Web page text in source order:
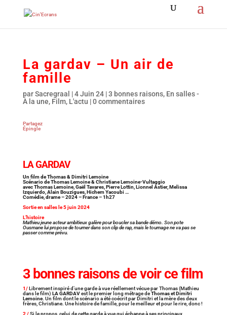
La gardav – Un air de
famille
parSacregraal |4 Juin 24|3 bonnes raisons, En salles -
À la une, Film, L'actu |0 commentaires
Partagez
Épingle
LA GARDAV
Un film de Thomas & Dimitri Lemoine
Scénario de Thomas Lemoine & Christiane Lemoine-Vultaggio
avec Thomas Lemoine, Gaël Tavares, Pierre Lottin, Lionnel Astier, Melissa
Izquierdo, Alain Bouzigues, Hichem Yacoubi …
Comédie, drame – 2024 – France – 1h27
Sortie en salles le 5 juin 2024
L’histoire
Mathieu jeune acteur ambitieux galère pour boucler sa bande démo. Son pote
Ousmane lui propose de tourner dans son clip de rap, mais le tournage ne va pas se
passer comme prévu.
3 bonnes raisons de voir ce film
1/ Librement inspiré d’une garde à vue réellement vécue par Thomas (Mathieu
dans le film) LA GARDAVest le premier long métrage deThomas et Dimitri
Lemoine. Un film dont le scénario a été coécrit par Dimitri et la mère des deux
frères, Christiane. Une histoire de famille, pour le meilleur et pour le rire, donc !
2 /Si le propos, celui de cette garde à vue qui échappe à ses principaux